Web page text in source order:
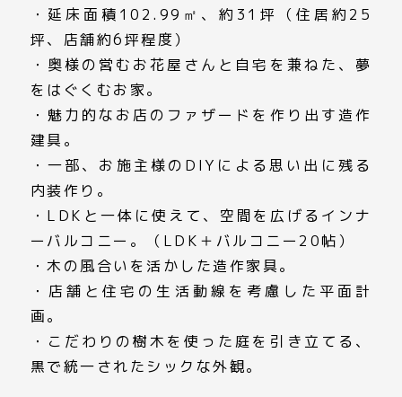
・延床面積102.99㎡、約31坪（住居約25
坪、店舗約6坪程度）
・奥様の営むお花屋さんと自宅を兼ねた、夢
をはぐくむお家。
・魅力的なお店のファザードを作り出す造作
建具。
・一部、お施主様のDIYによる思い出に残る
内装作り。
・LDKと一体に使えて、空間を広げるインナ
ーバルコニー。（LDK＋バルコニー20帖）
・木の風合いを活かした造作家具。
・店舗と住宅の生活動線を考慮した平面計
画。
・こだわりの樹木を使った庭を引き立てる、
黒で統一されたシックな外観。